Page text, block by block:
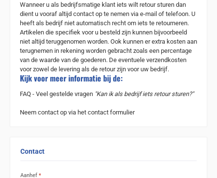
Wanneer u als bedrijfsmatige klant iets wilt retour sturen dan
dient u vooraf altijd contact op te nemen via e-mail of telefoon. U
heeft als bedrijf niet automatisch recht om iets te retourneren.
Artikelen die specifiek voor u besteld zijn kunnen bijvoorbeeld
niet altijd teruggenomen worden. Ook kunnen er extra kosten aan
terugnemen in rekening worden gebracht zoals een percentage
van de waarde van de goederen. De eventuele verzendkosten
voor zowel de levering als de retour zijn voor uw bedrijf.
Kijk voor meer informatie bij de:
FAQ - Veel gestelde vragen "Kan ik als bedrijf iets retour sturen?"
Neem contact op via het contact formulier
Contact
Aanhef *